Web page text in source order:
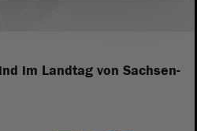
im Landtag von Sachsen-